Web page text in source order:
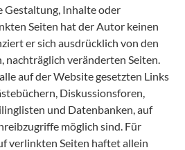
Gestaltung, Inhalte oder
Seiten hat der Autor keinen
er sich ausdrücklich von den
nachträglich veränderten Seiten.
auf der Website gesetzten Links
Diskussionsforen,
und Datenbanken, auf
möglich sind. Für
verlinkten Seiten haftet allein